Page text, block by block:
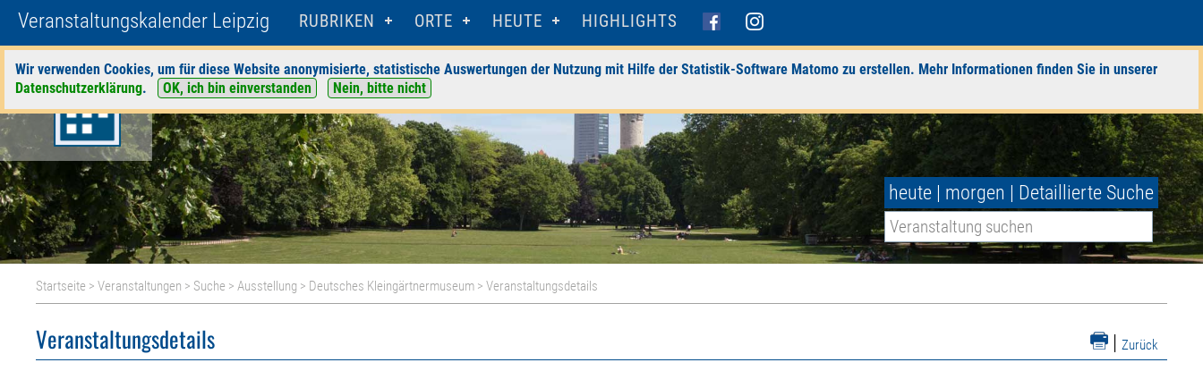
Veranstaltungskalender Leipzig RUBRIKEN ORTE HEUTE HIGHLIGHTS
Wir verwenden Cookies, um für diese Website anonymisierte, statistische Auswertungen der Nutzung mit Hilfe der Statistik-Software Matomo zu erstellen. Mehr Informationen finden Sie in unserer
Datenschutzerklärung. OK, ich bin einverstanden Nein, bitte nicht
heute | morgen | Detaillierte Suche
Startseite >Veranstaltungen > Suche >Ausstellung > Deutsches Kleingärtnermuseum > Veranstaltungsdetails
| Zurück
Veranstaltungsdetails